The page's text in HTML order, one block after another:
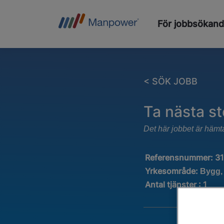
För
< SÖK JOBB
Ta nästa
Det här jobbet är
Referensnummer:
Yrkesområde:
Antal tjänster : 1